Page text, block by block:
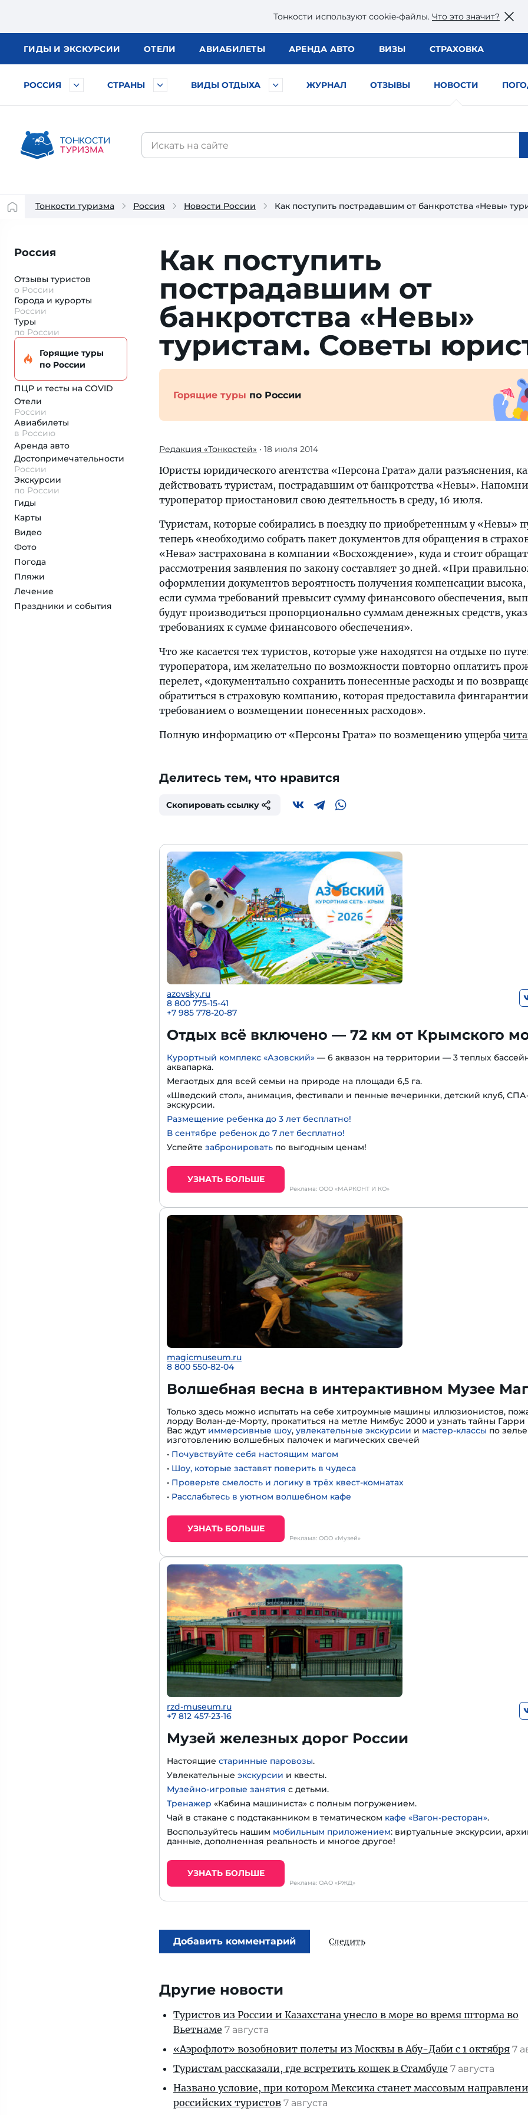
Тонкости используют сookie-файлы. Что это значит?
ГИДЫ И ЭКСКУРСИИ ОТЕЛИ АВИАБИЛЕТЫ АРЕНДА АВТО ВИЗЫ СТРАХОВКА
РОССИЯ СТРАНЫ ВИДЫ ОТДЫХА ЖУРНАЛ ОТЗЫВЫ НОВОСТИ
Тонкости туризма Россия Новости России Как поступить пострадавшим от банкротства «Невы»
Россия
Отзывы туристов
о России
Города и курорты
России
Туры
по России
Горящие туры
по России
ПЦР и тесты на COVID
Отели
России
Авиабилеты
в Россию
Аренда авто
Достопримеча­тельности
России
Экскурсии
по России
Гиды
Карты
Видео
Фото
Погода
Пляжи
Лечение
Праздники и события
Как поступить
пострадавшим от
банкротства «Невы»
туристам. Советы
Горящие туры по России
Редакция «Тонкостей» • 18 июля 2014
Юристы юридического агентства «Персона Грата» дали разъяснения,
действовать туристам, пострадавшим от банкротства «Невы».
туроператор приостановил свою деятельность в среду, 16 июля.
Туристам, которые собирались в поездку по приобретенным у «Невы»
теперь «необходимо собрать пакет документов для обращения в
«Нева» застрахована в компании «Восхождение», куда и стоит
рассмотрения заявления по закону составляет 30 дней. «При
оформлении документов вероятность получения компенсации высока,
если сумма требований превысит сумму финансового обеспечения,
будут производиться пропорционально суммам денежных средств,
требованиях к сумме финансового обеспечения».
Что же касается тех туристов, которые уже находятся на отдыхе по
туроператора, им желательно по возможности повторно оплатить
перелет, «документально сохранить понесенные расходы и по
обратиться в страховую компанию, которая предоставила
требованием о возмещении понесенных расходов».
Полную информацию от «Персоны Грата» по возмещению ущерба
Делитесь тем, что нравится
Скопировать ссылку
azovsky.ru
8 800 775-15-41
+7 985 778-20-87
Отдых всё включено — 72 км от Крымского
Курортный комплекс «Азовский» — 6 аквазон на территории — 3 теплых
аквапарка.
Мегаотдых для всей семьи на природе на площади 6,5 га.
«Шведский стол», анимация, фестивали и пенные вечеринки, детский клуб,
экскурсии.
Размещение ребенка до 3 лет бесплатно!
В сентябре ребенок до 7 лет бесплатно!
Успейте забронировать по выгодным ценам!
УЗНАТЬ БОЛЬШЕ
Реклама: ООО «МАРКОНТ И КО»
magicmuseum.ru
8 800 550-82-04
Волшебная весна в интерактивном Музее
Только здесь можно испытать на себе хитроумные машины иллюзионистов,
лорду Волан-де-Морту, прокатиться на метле Нимбус 2000 и узнать тайны Гарри
Вас ждут иммерсивные шоу, увлекательные экскурсии и мастер-классы по
изготовлению волшебных палочек и магических свечей
• Почувствуйте себя настоящим магом
• Шоу, которые заставят поверить в чудеса
• Проверьте смелость и логику в трёх квест-комнатах
• Расслабьтесь в уютном волшебном кафе
УЗНАТЬ БОЛЬШЕ
Реклама: ООО «Музей»
rzd-museum.ru
+7 812 457-23-16
Музей железных дорог России
Настоящие старинные паровозы.
Увлекательные экскурсии и квесты.
Музейно-игровые занятия с детьми.
Тренажер «Кабина машиниста» с полным погружением.
Чай в стакане с подстаканником в тематическом кафе «Вагон-ресторан».
Воспользуйтесь нашим мобильным приложением: виртуальные экскурсии,
данные, дополненная реальность и многое другое!
УЗНАТЬ БОЛЬШЕ
Реклама: ОАО «РЖД»
Добавить комментарий Следить
Другие новости
Туристов из России и Казахстана унесло в море во время шторма во
Вьетнаме 7 августа
«Аэрофлот» возобновит полеты из Москвы в Абу-Даби с 1 октября 7
Туристам рассказали, где встретить кошек в Стамбуле 7 августа
Названо условие, при котором Мексика станет массовым
российских туристов 7 августа